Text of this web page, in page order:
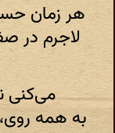
هر زمان
لاجرم در
می‌کنی
به همه